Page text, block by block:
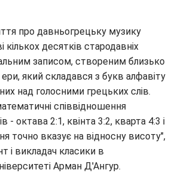
про давньогрецьку музику
кількох десятків стародавніх
записом, створеним близько
який складався з букв алфавіту
над голосними грецьких слів.
співвідношення
- октава 2:1, квінта 3:2, кварта 4:3 і
точно вказує на відносну висоту",
і викладач класики в
Арман Д'Ангур.